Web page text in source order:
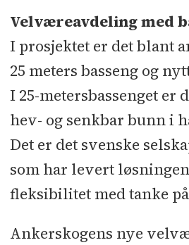
Velværeavdeling med
I prosjektet er det blant
25 meters basseng og
I 25-metersbassenget er
hev- og senkbar bunn i
Det er det svenske
som har levert
fleksibilitet med tanke
Ankerskogens nye